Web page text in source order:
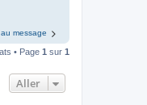
message
• Page 1 sur 1
Aller